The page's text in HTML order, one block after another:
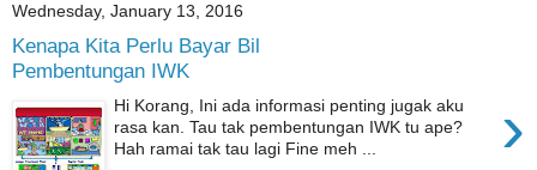
Wednesday, January 13, 2016
Kenapa Kita Perlu Bayar Bil
Pembentungan IWK
›
Hi Korang, Ini ada informasi penting jugak aku
rasa kan. Tau tak pembentungan IWK tu ape?
Hah ramai tak tau lagi Fine meh ...